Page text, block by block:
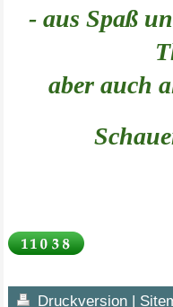
- aus Spaß
aber auch
Druckversion |